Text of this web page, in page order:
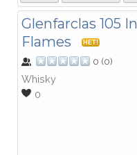
Glenfarclas 105 In
Flames
HET!
0 (0)
Whisky
0